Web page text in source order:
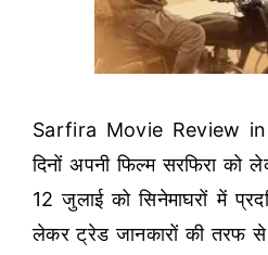
Sarfira Movie Review in
दिनों अपनी फिल्म सरफिरा को
12 जुलाई को सिनेमाघरों में
लेकर ट्रेड जानकारों की